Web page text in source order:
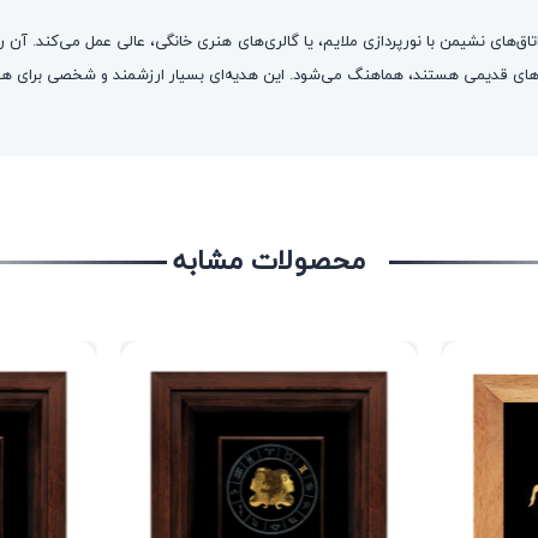
نشیمن با نورپردازی ملایم، یا گالری‌های هنری خانگی، عالی عمل می‌کند. آن
قدیمی هستند، هماهنگ می‌شود. این هدیه‌ای بسیار ارزشمند و شخصی
محصولات مشابه